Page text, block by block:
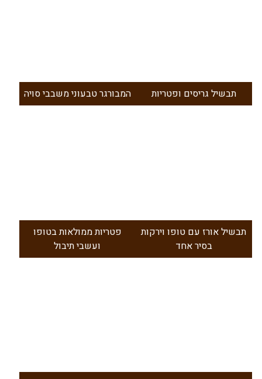
תבשיל גריסים ופטריות המבורגר טבעוני משבבי סויה
תבשיל אורז עם טופו וירקות
בסיר אחד
פטריות ממולאות בטופו
ועשבי תיבול